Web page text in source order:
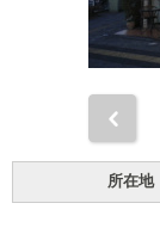
所在地